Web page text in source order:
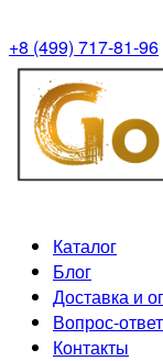
+8 (499) 717-81-96
Каталог
Блог
Доставка и
Вопрос-ответ
Контакты